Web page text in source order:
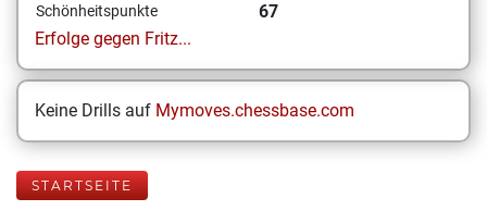
Schönheitspunkte
67
Erfolge gegen Fritz...
Keine Drills auf Mymoves.chessbase.com
STARTSEITE